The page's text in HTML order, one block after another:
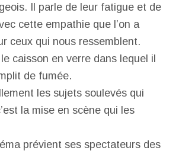
Il parle de leur fatigue et de
cette empathie que l’on a
ceux qui nous ressemblent.
caisson en verre dans lequel il
de fumée.
les sujets soulevés qui
la mise en scène qui les
prévient ses spectateurs des